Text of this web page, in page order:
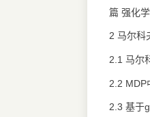
篇 强化
2 马尔科
2.1 马尔
2.2 MDP
2.3 基于